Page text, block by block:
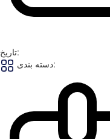
تاریخ:
دسته بندی: